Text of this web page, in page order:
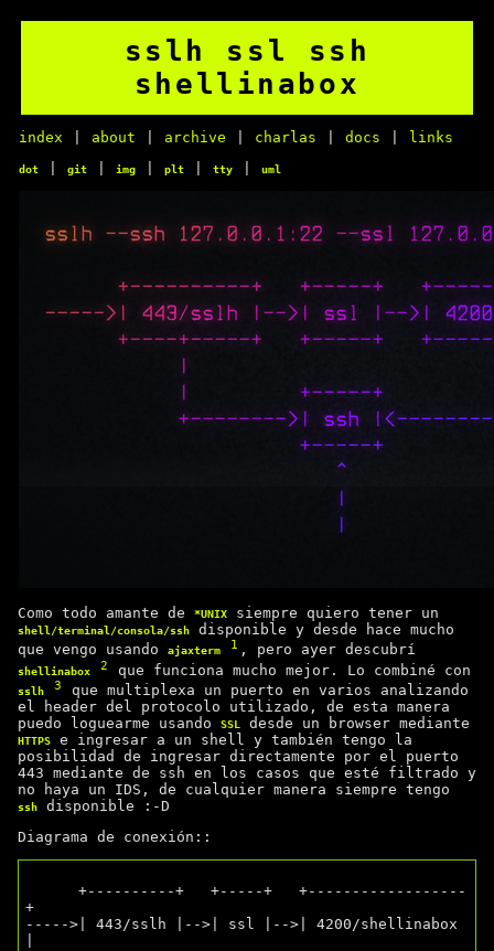
sslh ssl ssh
shellinabox
index about archive charlas docs links
dot git img plt tty uml
Como todo amante de *UNIX siempre quiero tener un
shell/terminal/consola/ssh
disponible y desde hace mucho
que vengo usando
ajaxterm 1 , pero ayer descubrí
shellinabox 2 que funciona mucho mejor. Lo combiné con
sslh 3
que multiplexa un puerto en varios analizando
el header del protocolo utilizado, de esta manera
puedo loguearme usando
SSL desde un browser mediante
HTTPS
e ingresar a un shell y también tengo la
posibilidad de ingresar directamente por el puerto
443 mediante de ssh en los casos que esté filtrado y
no haya un IDS, de cualquier manera siempre tengo
ssh
disponible :-D
Diagrama de conexión::
+
----->| 443/sslh |-->| ssl |-->| 4200/shellinabox